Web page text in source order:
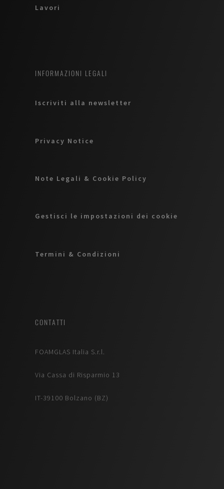
Lavori
INFORMAZIONI LEGALI
Iscriviti alla newsletter
Privacy Notice
Note Legali & Cookie Policy
Gestisci le impostazioni dei cookie
Termini & Condizioni
CONTATTI
FOAMGLAS Italia S.r.l.
Via Cassa di Risparmio 13
IT-39100 Bolzano (BZ)